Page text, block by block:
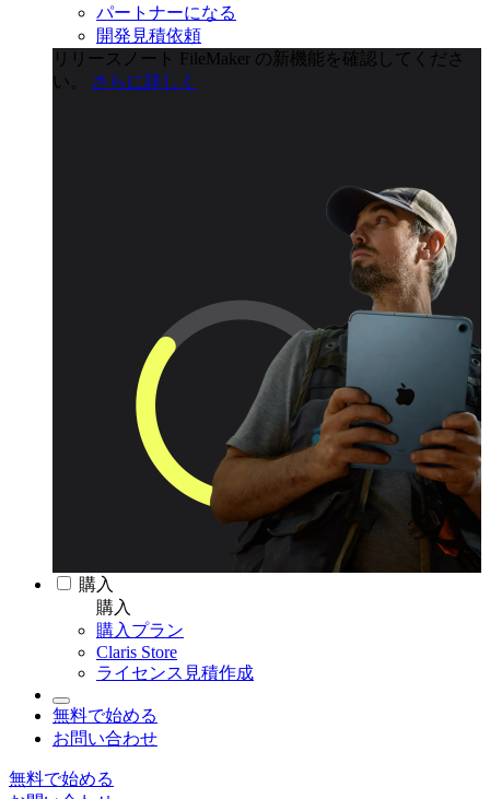
パートナーになる
開発見積依頼
リリースノート
FileMaker の新機能を確認してくださ
い。
さらに詳しく
購入
購入
購入プラン
Claris Store
ライセンス見積作成
無料で始める
お問い合わせ
無料で始める